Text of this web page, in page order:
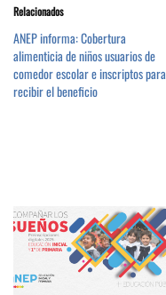
Relacionados
ANEP informa: Cobertura
alimenticia de niños usuarios de
comedor escolar e inscriptos para
recibir el beneficio